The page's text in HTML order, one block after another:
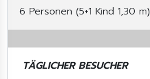
6 Personen (5+1 Kind 1,30 m)
TÄGLICHER BESUCHER